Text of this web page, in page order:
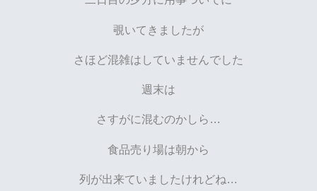
覗いてきましたが
さほど混雑はしていませんでした
週末は
さすがに混むのかしら…
食品売り場は朝から
列が出来ていましたけれどね…